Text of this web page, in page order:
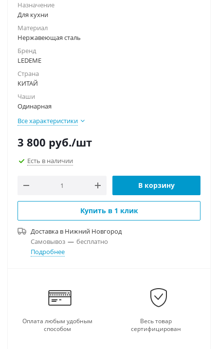
Назначение
Для кухни
Материал
Нержавеющая сталь
Бренд
LEDEME
Страна
КИТАЙ
Чаши
Одинарная
Все характеристики
3 800 руб./шт
Есть в наличии
В корзину
Купить в 1 клик
Доставка в Нижний Новгород
Самовывоз — бесплатно
Подробнее
Оплата любым удобным
способом
Весь товар
сертифицирован